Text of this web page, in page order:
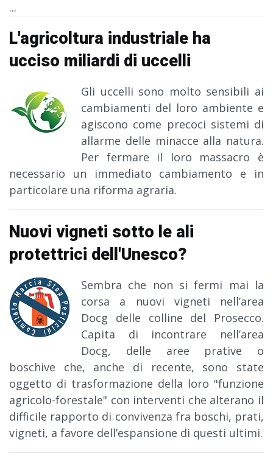
...
L'agricoltura industriale ha
ucciso miliardi di uccelli
Gli uccelli sono molto sensibili ai
cambiamenti del loro ambiente e
agiscono come precoci sistemi di
allarme delle minacce alla natura.
Per fermare il loro massacro è
necessario un immediato cambiamento e in
particolare una riforma agraria.
Nuovi vigneti sotto le ali
protettrici dell'Unesco?
Sembra che non si fermi mai la
corsa a nuovi vigneti nell’area
Docg delle colline del Prosecco.
Capita di incontrare nell’area
Docg, delle aree prative o
boschive che, anche di recente, sono state
oggetto di trasformazione della loro "funzione
agricolo-forestale" con interventi che alterano il
difficile rapporto di convivenza fra boschi, prati,
vigneti, a favore dell’espansione di questi ultimi.